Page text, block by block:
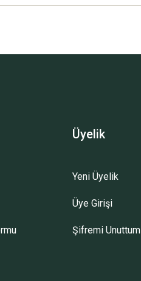
Üyelik
Yeni Üyelik
Üye Girişi
Şifremi Unuttum